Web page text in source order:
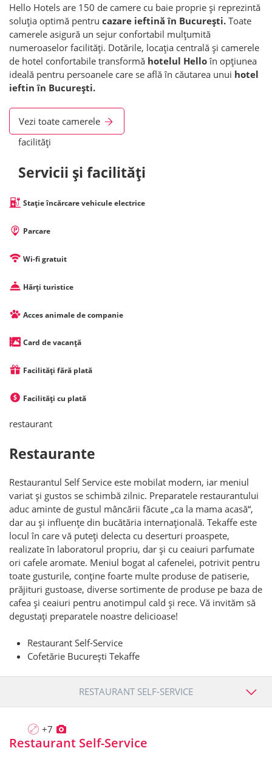
Hello Hotels are 150 de camere cu baie proprie și reprezintă
soluția optimă pentru cazare ieftină în București. Toate
camerele asigură un sejur confortabil mulțumită
numeroaselor facilități. Dotările, locația centrală și camerele
de hotel confortabile transformă hotelul Helloîn opțiunea
ideală pentru persoanele care se află în căutarea unui hotel
ieftin în București.
Vezi toate camerele
facilități
Servicii și facilități
Stație încărcare vehicule electrice
Parcare
Wi-fi gratuit
Hărți turistice
Acces animale de companie
Card de vacanță
Facilități fără plată
Facilități cu plată
restaurant
Restaurante
Restaurantul Self Service este mobilat modern, iar meniul
variat și gustos se schimbă zilnic. Preparatele restaurantului
aduc aminte de gustul mâncării făcute „ca la mama acasă“,
dar au și influențe din bucătăria internațională. Tekaffe este
locul în care vă puteți delecta cu deserturi proaspete,
realizate în laboratorul propriu, dar și cu ceaiuri parfumate
ori cafele aromate. Meniul bogat al cafenelei, potrivit pentru
toate gusturile, conține foarte multe produse de patiserie,
prăjituri gustoase, diverse sortimente de produse pe baza de
cafea și ceaiuri pentru anotimpul cald și rece. Vă invităm să
degustați preparatele noastre delicioase!
Restaurant Self-Service
Cofetărie București Tekaffe
RESTAURANT SELF-SERVICE
+7
Restaurant Self-Service